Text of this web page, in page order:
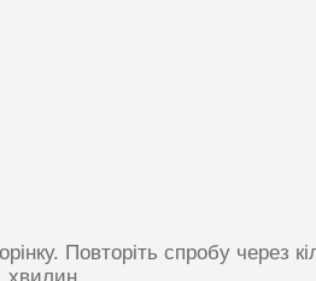
Повторіть спробу через